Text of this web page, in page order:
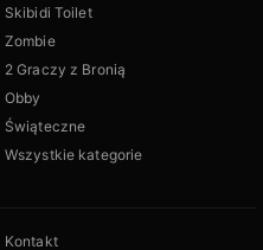
Skibidi Toilet
Zombie
2 Graczy z Bronią
Obby
Świąteczne
Wszystkie kategorie
Kontakt